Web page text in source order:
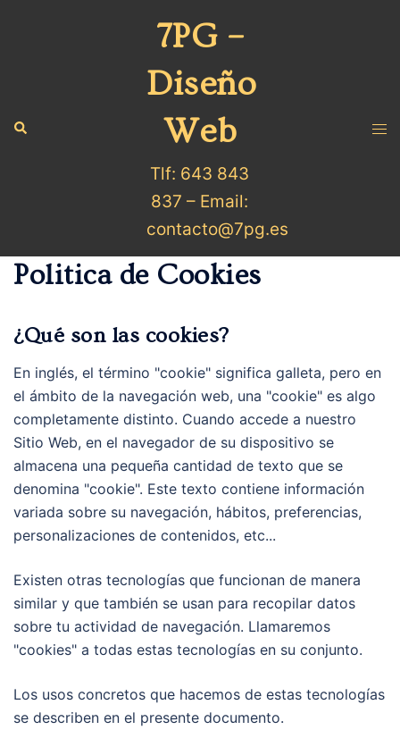
7PG –
Diseño
Web
Tlf: 643 843
837 – Email:
contacto@7pg.es
Politica de Cookies
¿Qué son las cookies?
En inglés, el término "cookie" significa galleta, pero en
el ámbito de la navegación web, una "cookie" es algo
completamente distinto. Cuando accede a nuestro
Sitio Web, en el navegador de su dispositivo se
almacena una pequeña cantidad de texto que se
denomina "cookie". Este texto contiene información
variada sobre su navegación, hábitos, preferencias,
personalizaciones de contenidos, etc...
Existen otras tecnologías que funcionan de manera
similar y que también se usan para recopilar datos
sobre tu actividad de navegación. Llamaremos
"cookies" a todas estas tecnologías en su conjunto.
Los usos concretos que hacemos de estas tecnologías
se describen en el presente documento.